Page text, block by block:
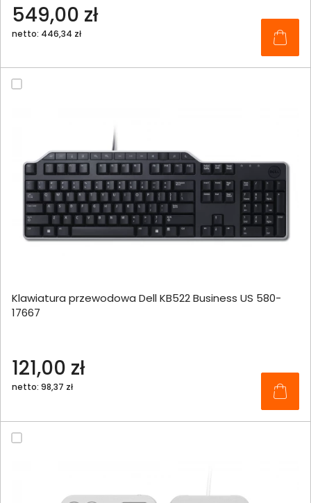
549,00 zł
netto: 446,34 zł
Klawiatura przewodowa Dell KB522 Business US 580-
17667
121,00 zł
netto: 98,37 zł